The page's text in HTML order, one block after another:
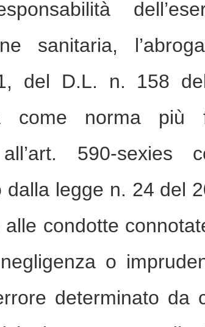
sanitaria,
del D.L. n. 158
come norma più
590-sexies
dalla legge n. 24 del
alle condotte
o
determinato da